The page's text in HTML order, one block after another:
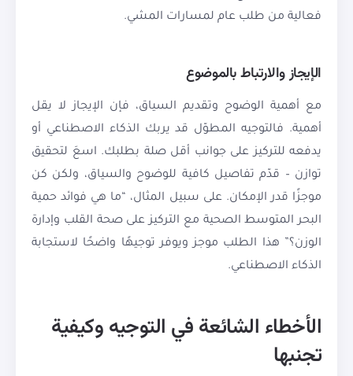
فعالية من طلب عام لمسارات المشي.
الإيجاز والارتباط بالموضوع
مع أهمية الوضوح وتقديم السياق، فإن الإيجاز لا يقل
أهمية. فالتوجيه المطوّل قد يربك الذكاء الاصطناعي أو
يدفعه للتركيز على جوانب أقل صلة بطلبك. اسعَ لتحقيق
توازن – قدّم تفاصيل كافية للوضوح والسياق، ولكن كن
موجزًا قدر الإمكان. على سبيل المثال، “ما هي فوائد حمية
البحر المتوسط الصحية مع التركيز على صحة القلب وإدارة
الوزن؟” هذا الطلب موجز ويوفر توجيهًا واضحًا لاستجابة
الذكاء الاصطناعي.
الأخطاء الشائعة في التوجيه وكيفية
تجنبها